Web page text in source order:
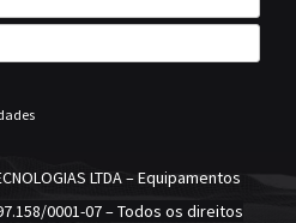
LTDA – Equipamentos
0001-07– Todos os direitos